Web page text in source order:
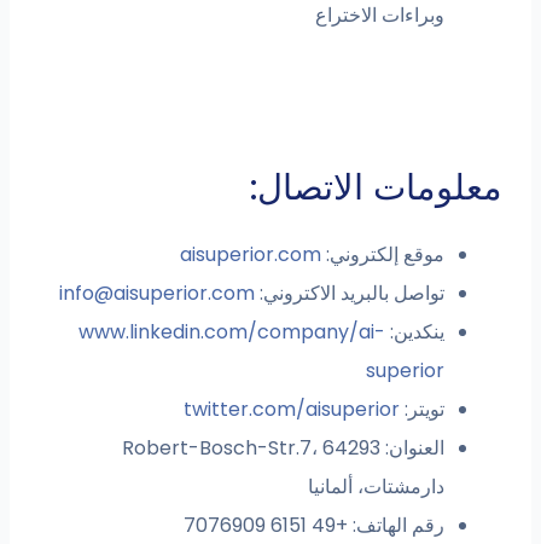
وبراءات الاختراع
معلومات الاتصال:
موقع إلكتروني:aisuperior.com
تواصل بالبريد الاكتروني:info@aisuperior.com
ينكدين: www.linkedin.com/company/ai-
superior
تويتر:twitter.com/aisuperior
العنوان: Robert-Bosch-Str.7، 64293
دارمشتات، ألمانيا
رقم الهاتف: +49 6151 7076909